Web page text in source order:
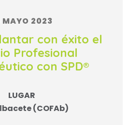
MAYO 2023
con éxito el
Profesional
con SPD®
LUGAR
(COFAb)